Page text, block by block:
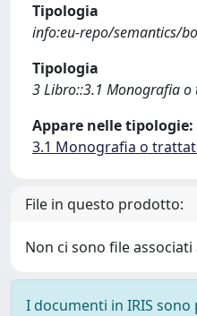
Tipologia
info:eu-repo/semantics/
Tipologia
3 Libro::3.1 Monografia
Appare nelle tipologie:
3.1 Monografia o
File in questo prodotto:
Non ci sono file
I documenti in IRIS